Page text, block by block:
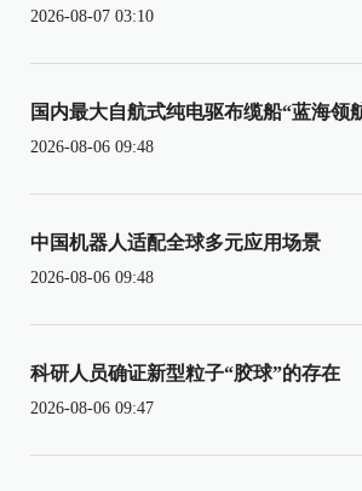
2026-08-07 03:10
国内最大自航式纯电驱布缆船“蓝海领
2026-08-06 09:48
中国机器人适配全球多元应用场景
2026-08-06 09:48
科研人员确证新型粒子“胶球”的存在
2026-08-06 09:47